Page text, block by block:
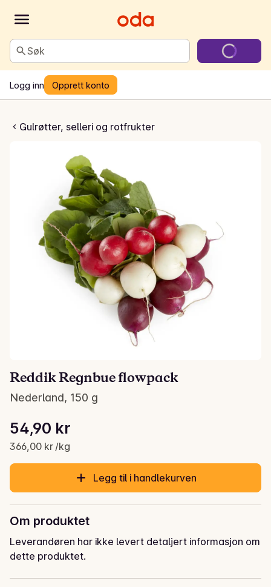
Søk
Logg inn Opprett konto
Gulrøtter, selleri og rotfrukter
flowpack
Reddik Regnbue flowpack
Nederland, 150 g
Gjeldende pris er: 54,90 kr
54,90 kr
366,00 kr /kg
Stykkpris: 366,00 kr /kg
Legg til i handlekurven
Om produktet
Leverandøren har ikke levert detaljert informasjon om
dette produktet.